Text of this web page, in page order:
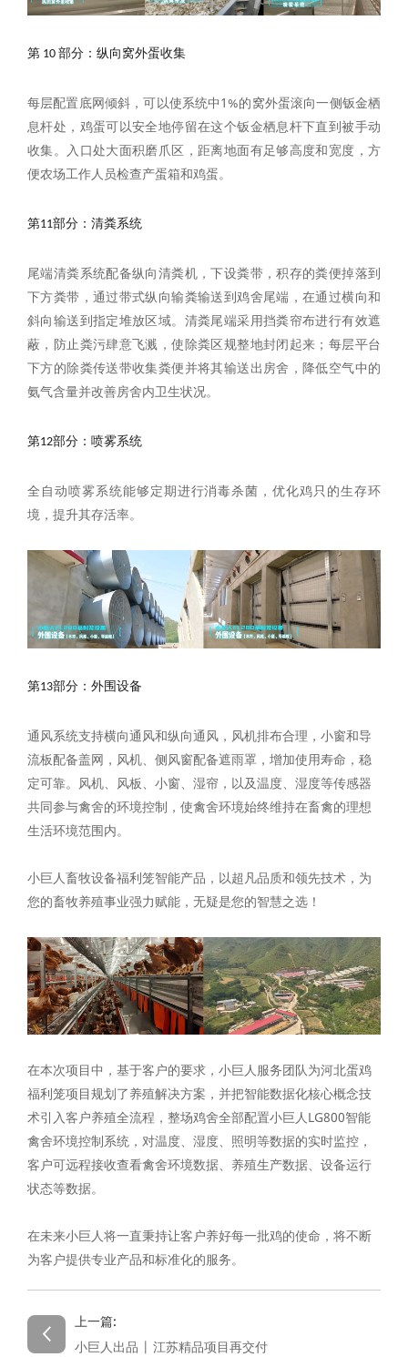
第 10 部分 ：纵向窝外蛋收集
每层配置底网倾斜，可以使系统中1%的窝外蛋滚向一侧钣金栖
息杆处，鸡蛋可以安全地停留在这个钣金栖息杆下直到被手动
收集。入口处大面积磨爪区，距离地面有足够高度和宽度，方
便农场工作人员检查产蛋箱和鸡蛋。
第11部分：清粪系统
尾端清粪系统配备纵向清粪机，下设粪带，积存的粪便掉落到
下方粪带，通过带式纵向输粪输送到鸡舍尾端，在通过横向和
斜向输送到指定堆放区域。清粪尾端采用挡粪帘布进行有效遮
蔽，防止粪污肆意飞溅，使除粪区规整地封闭起来；每层平台
下方的除粪传送带收集粪便并将其输送出房舍，降低空气中的
氨气含量并改善房舍内卫生状况。
第12部分： 喷雾系统
全自动喷雾系统能够定期进行消毒杀菌，优化鸡只的生存环
境，提升其存活率。
第13部分 ：外围设备
通风系统支持横向通风和纵向通风，风机排布合理，小窗和导
流板配备盖网，风机、侧风窗配备遮雨罩，增加使用寿命，稳
定可靠。风机、风板、小窗、湿帘，以及温度、湿度等传感器
共同参与禽舍的环境控制，使禽舍环境始终维持在畜禽的理想
生活环境范围内。
小巨人畜牧设备福利笼智能产品，以超凡品质和领先技术，为
您的畜牧养殖事业强力赋能，无疑是您的智慧之选！
在本次项目中，基于客户的要求，小巨人服务团队为河北蛋鸡
福利笼项目规划了养殖解决方案，并把智能数据化核心概念技
术引入客户养殖全流程，整场鸡舍全部配置小巨人LG800智能
禽舍环境控制系统，对温度、湿度、照明等数据的实时监控，
客户可远程接收查看禽舍环境数据、养殖生产数据、设备运行
状态等数据。
在未来小巨人将一直秉持让客户养好每一批鸡的使命，将不断
为客户提供专业产品和标准化的服务。
上一篇:
小巨人出品 | 江苏精品项目再交付
most relevant experience by remembering your
"Accept All", you consent to the use of ALL the
cookies. However, you may visit "Cookies
Settings" to provide a controlled consent.
Powered by Usercentrics Consent Management